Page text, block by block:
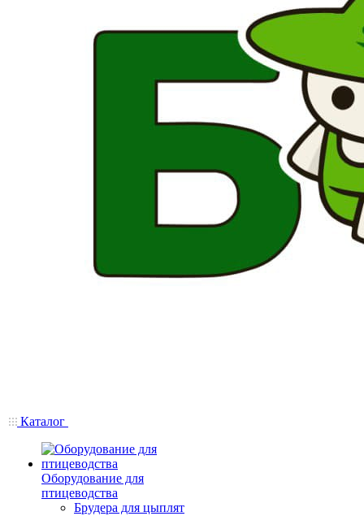
Каталог
Оборудование для
птицеводства
Брудера для цыплят